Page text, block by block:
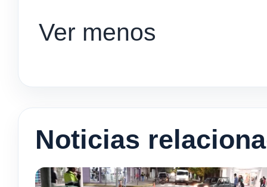
Ver menos
Noticias